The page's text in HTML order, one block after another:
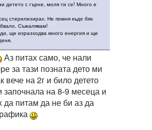
детето с гърне, моля ти се! Много е
стерилизирах. Не помня къде бях
Съжалявам!
ще изразходва много енергия и ще
Аз питах само, че нали
за тази позната дето ми
вече на 2г и било детето
започнала на 8-9 месеца и
да питам да не би аз да